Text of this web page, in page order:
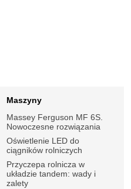
Maszyny
Massey Ferguson MF 6S.
Nowoczesne rozwiązania
Oświetlenie LED do
ciągników rolniczych
Przyczepa rolnicza w
układzie tandem: wady i
zalety